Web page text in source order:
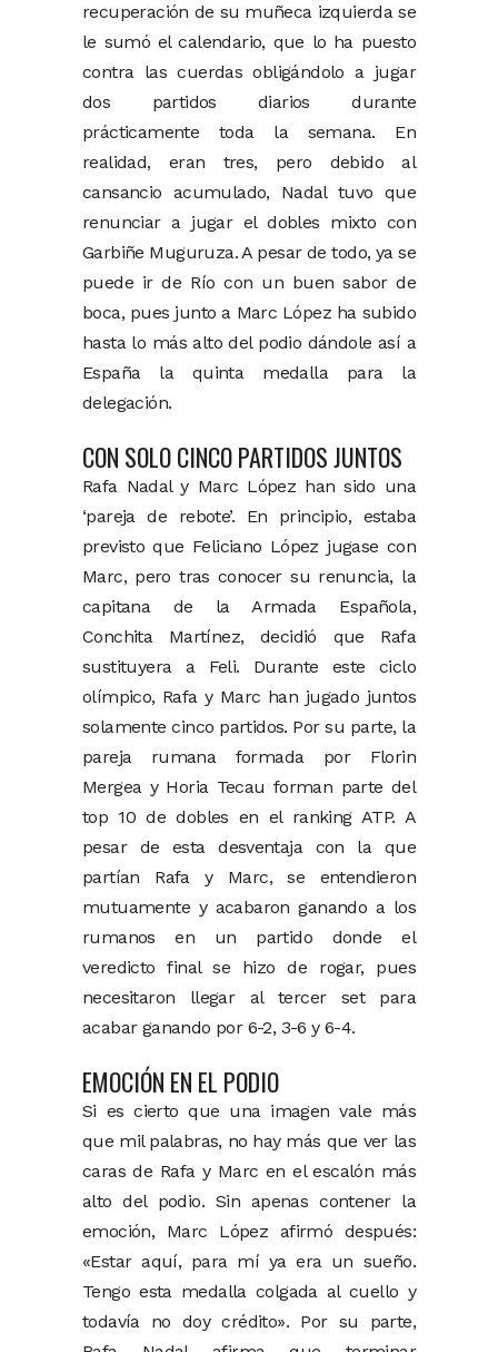
recuperación de su muñeca izquierda se
le sumó el calendario, que lo ha puesto
contra las cuerdas obligándolo a jugar
dos partidos diarios durante
prácticamente toda la semana. En
realidad, eran tres, pero debido al
cansancio acumulado, Nadal tuvo que
renunciar a jugar el dobles mixto con
Garbiñe Muguruza. A pesar de todo, ya se
puede ir de Río con un buen sabor de
boca, pues junto a Marc López ha subido
hasta lo más alto del podio dándole así a
España la quinta medalla para la
delegación.
CON SOLO CINCO PARTIDOS JUNTOS
Rafa Nadal y Marc López han sido una
‘pareja de rebote’. En principio, estaba
previsto que Feliciano López jugase con
Marc, pero tras conocer su renuncia, la
capitana de la Armada Española,
Conchita Martínez, decidió que Rafa
sustituyera a Feli. Durante este ciclo
olímpico, Rafa y Marc han jugado juntos
solamente cinco partidos. Por su parte, la
pareja rumana formada por Florin
Mergea y Horia Tecau forman parte del
top 10 de dobles en el ranking ATP. A
pesar de esta desventaja con la que
partían Rafa y Marc, se entendieron
mutuamente y acabaron ganando a los
rumanos en un partido donde el
veredicto final se hizo de rogar, pues
necesitaron llegar al tercer set para
acabar ganando por 6-2, 3-6 y 6-4.
EMOCIÓN EN EL PODIO
Si es cierto que una imagen vale más
que mil palabras, no hay más que ver las
caras de Rafa y Marc en el escalón más
alto del podio. Sin apenas contener la
emoción, Marc López afirmó después:
«Estar aquí, para mí ya era un sueño.
Tengo esta medalla colgada al cuello y
todavía no doy crédito». Por su parte,